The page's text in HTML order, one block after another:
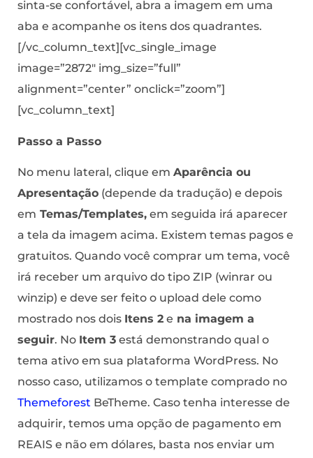
sinta-se confortável, abra a imagem em uma
aba e acompanhe os itens dos quadrantes.
[/vc_column_text][vc_single_image
image=”2872″ img_size=”full”
alignment=”center” onclick=”zoom”]
[vc_column_text]
Passo a Passo
No menu lateral, clique em Aparência ou
Apresentação (depende da tradução) e depois
em Temas/Templates, em seguida irá aparecer
a tela da imagem acima. Existem temas pagos e
gratuitos. Quando você comprar um tema, você
irá receber um arquivo do tipo ZIP (winrar ou
winzip) e deve ser feito o upload dele como
mostrado nos dois Itens 2 e na imagem a
seguir. No Item 3 está demonstrando qual o
tema ativo em sua plataforma WordPress. No
nosso caso, utilizamos o template comprado no
Themeforest BeTheme. Caso tenha interesse de
adquirir, temos uma opção de pagamento em
REAIS e não em dólares, basta nos enviar um